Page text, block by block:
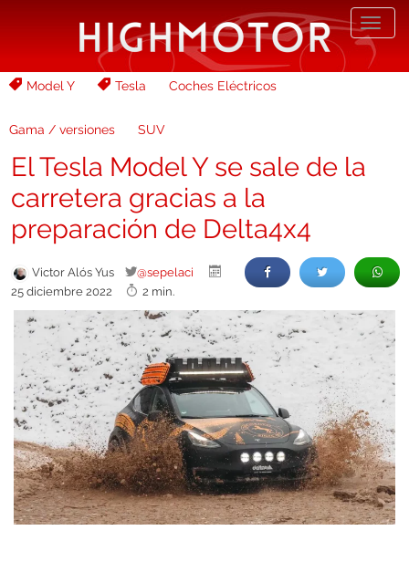
Model Y Tesla Coches Eléctricos
Gama / versiones SUV
El Tesla Model Y se sale de la
carretera gracias a la
preparación de Delta4x4
Victor Alós Yus
@sepelaci
25 diciembre 2022
2 min.